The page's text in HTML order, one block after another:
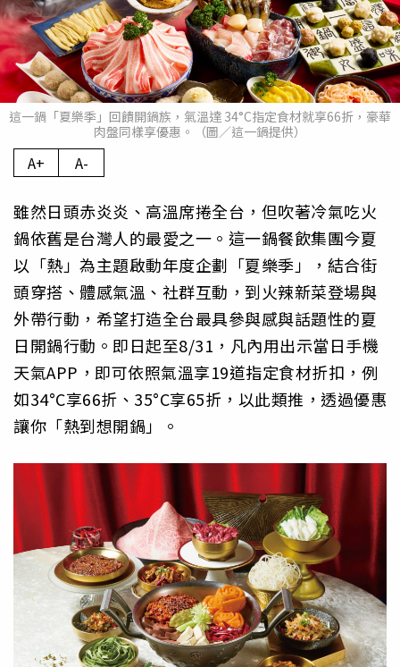
這一鍋「夏樂季」回饋開鍋族，氣溫達 34°C指定食材就享66折，豪華
肉盤同樣享優惠。（圖／這一鍋提供）
A+ A-
雖然日頭赤炎炎、高溫席捲全台，但吹著冷氣吃火
鍋依舊是台灣人的最愛之一。這一鍋餐飲集團今夏
以「熱」為主題啟動年度企劃「夏樂季」，結合街
頭穿搭、體感氣溫、社群互動，到火辣新菜登場與
外帶行動，希望打造全台最具參與感與話題性的夏
日開鍋行動。即日起至8/31，凡內用出示當日手機
天氣APP，即可依照氣溫享19道指定食材折扣，例
如34°C享66折、35°C享65折，以此類推，透過優惠
讓你「熱到想開鍋」。